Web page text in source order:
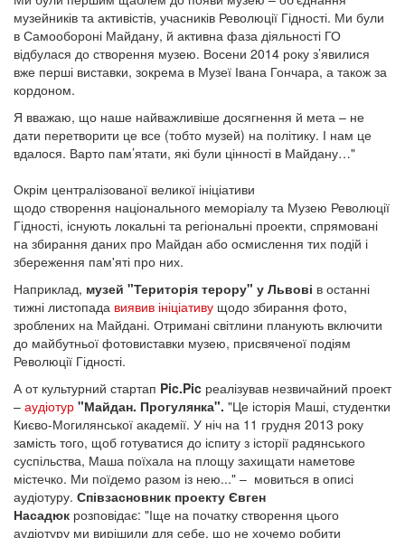
музейників та активістів, учасників Революції Гідності. Ми були
в Самообороні Майдану, й активна фаза діяльності ГО
відбулася до створення музею. Восени 2014 року з’явилися
вже перші виставки, зокрема в Музеї Івана Гончара, а також за
кордоном.
Я вважаю, що наше найважливіше досягнення й мета – не
дати перетворити це все (тобто музей) на політику. І нам це
вдалося. Варто пам’ятати, які були цінності в Майдану…"
Окрім централізованої великої ініціативи
щодо створення національного меморіалу та Музею Революції
Гідності, існують локальні та регіональні проекти, спрямовані
на збирання даних про Майдан або осмислення тих подій і
збереження пам'яті про них.
Наприклад, музей "Територія терору" у Львові в останні
тижні листопада виявив ініціативу щодо збирання фото,
зроблених на Майдані. Отримані світлини планують включити
до майбутньої фотовиставки музею, присвяченої подіям
Революції Гідності.
А от культурний стартап Pic.Pic реалізував незвичайний проект
– аудіотур "Майдан. Прогулянка". "Це історія Маші, студентки
Києво-Могилянської академії. У ніч на 11 грудня 2013 року
замість того, щоб готуватися до іспиту з історії радянського
суспільства, Маша поїхала на площу захищати наметове
містечко. Ми поїдемо разом із нею..." – мовиться в описі
аудіотуру. Співзасновник проекту Євген
Насадюк розповідає: "Іще на початку створення цього
аудіотуру ми вирішили для себе, що не хочемо робити